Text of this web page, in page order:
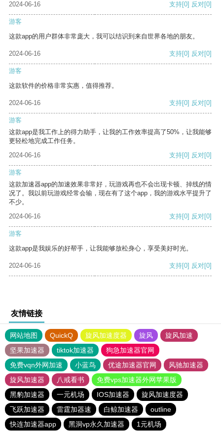
2024-06-16
支持[0] 反对[0]
游客
这款app的用户群体非常庞大，我可以结识到来自世界各地的朋友。
2024-06-16 支持[0] 反对[0]
游客
这款软件的价格非常实惠，值得推荐。
2024-06-16 支持[0] 反对[0]
游客
这款app是我工作上的得力助手，让我的工作效率提高了50%，让我能够
更轻松地完成工作任务。
2024-06-16
支持[0] 反对[0]
游客
这款加速器app的加速效果非常好，玩游戏再也不会出现卡顿、掉线的情
况了。我以前玩游戏经常会输，现在有了这个app，我的游戏水平提升了
不少。
2024-06-16
支持[0] 反对[0]
游客
这款app是我娱乐的好帮手，让我能够放松身心，享受美好时光。
2024-06-16 支持[0] 反对[0]
友情链接
网站地图 QuickQ 旋风加速度器 旋风
旋风加速
坚果加速器
tiktok加速器
狗急加速器官网
免费vqn外网加速
小蓝鸟 优途加速器官网
风驰加速器
旋风加速器
八戒看书
免费vps加速器外网苹果版
黑豹加速器
一元机场 IOS加速器
旋风加速度器
飞跃加速器
雷霆加器速 白鲸加速器
outline
快连加速器app
黑洞vp永久加速器 1元机场